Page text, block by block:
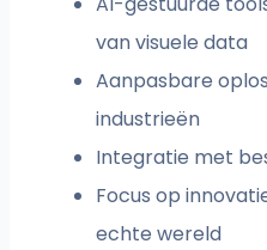
van visuele data
Aanpasbare
industrieën
Integratie met
Focus op
echte wereld